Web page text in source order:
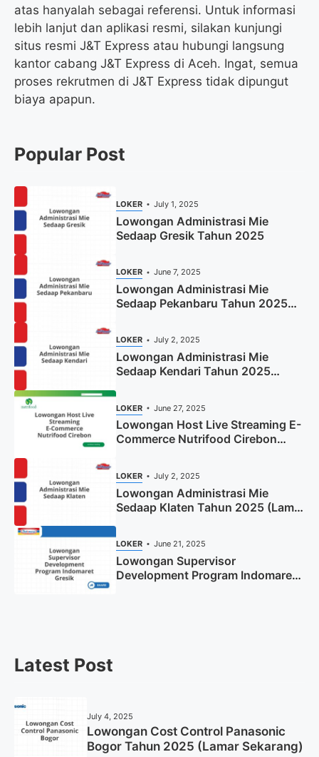
atas hanyalah sebagai referensi. Untuk informasi
lebih lanjut dan aplikasi resmi, silakan kunjungi
situs resmi J&T Express atau hubungi langsung
kantor cabang J&T Express di Aceh. Ingat, semua
proses rekrutmen di J&T Express tidak dipungut
biaya apapun.
Popular Post
LOKER July 1, 2025
Lowongan Administrasi Mie
Sedaap Gresik Tahun 2025
LOKER June 7, 2025
Lowongan Administrasi Mie
Sedaap Pekanbaru Tahun 2025
LOKER July 2, 2025
Lowongan Administrasi Mie
Sedaap Kendari Tahun 2025
LOKER June 27, 2025
Lowongan Host Live Streaming E-
Commerce Nutrifood Cirebon
LOKER July 2, 2025
Lowongan Administrasi Mie
Sedaap Klaten Tahun 2025 (Lamar
LOKER June 21, 2025
Lowongan Supervisor
Development Program Indomaret
Latest Post
July 4, 2025
Lowongan Cost Control Panasonic
Bogor Tahun 2025 (Lamar Sekarang)